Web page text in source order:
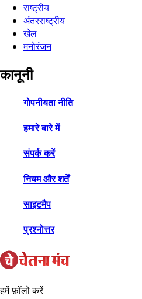
राष्ट्रीय
अंतरराष्ट्रीय
खेल
मनोरंजन
कानूनी
गोपनीयता नीति
हमारे बारे में
संपर्क करें
नियम और शर्तें
साइटमैप
प्रश्नोत्तर
हमें फ़ॉलो करें